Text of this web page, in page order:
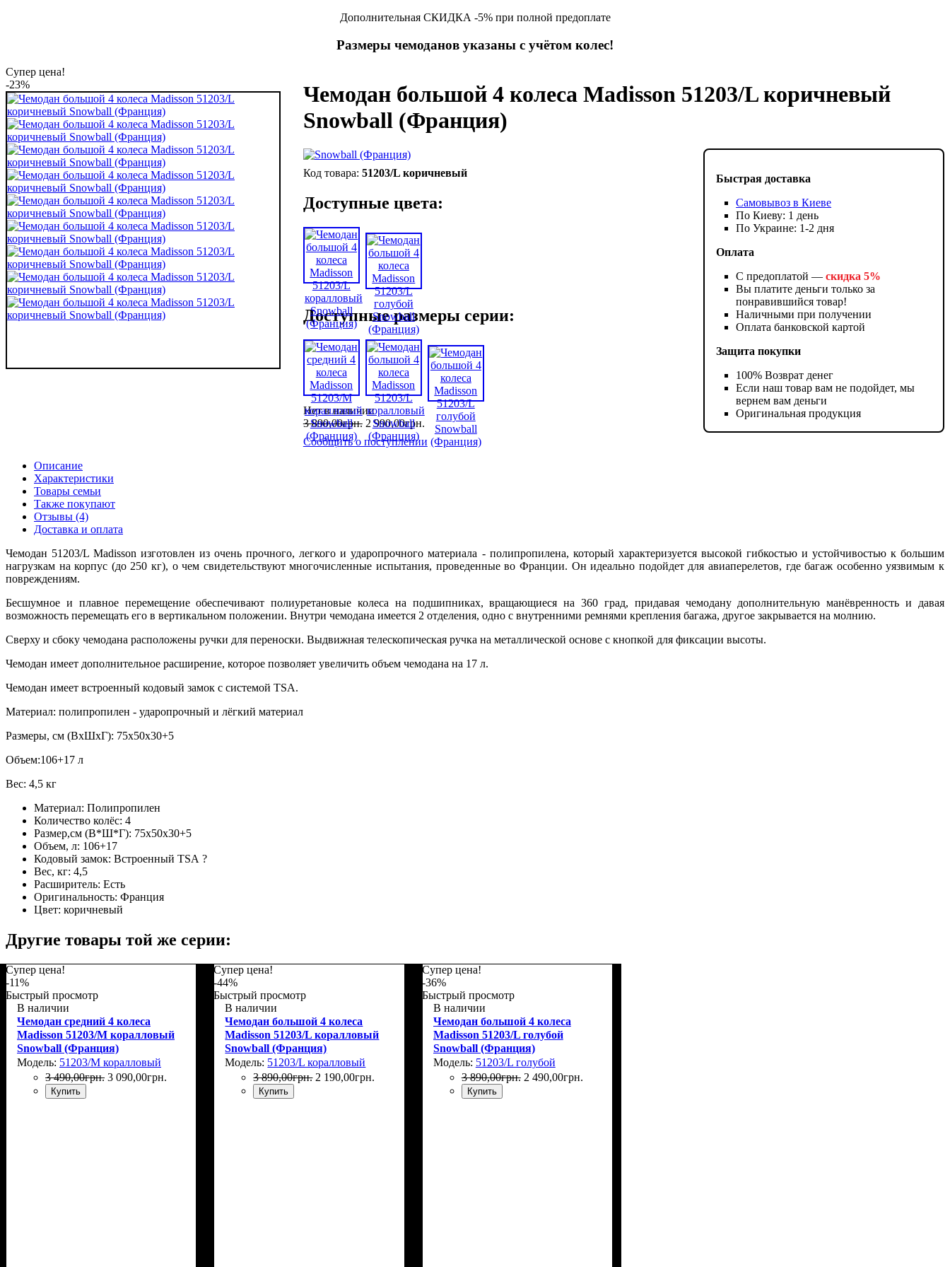
Дополнительная СКИДКА -5% при полной предоплате
Размеры чемоданов указаны с учётом колес!
Супер цена!
-23%
Чемодан большой 4 колеса Madisson 51203/L коричневый
Snowball (Франция)
Быстрая доставка
Самовывоз в Киеве
По Киеву: 1 день
По Украине: 1-2 дня
Оплата
С предоплатой —скидка 5%
Вы платите деньги только за
понравившийся товар!
Наличными при получении
Оплата банковской картой
Защита покупки
100% Возврат денег
Если наш товар вам не подойдет, мы
вернем вам деньги
Оригинальная продукция
51203/L коричневый
Доступные цвета:
Доступные размеры серии:
Нет в наличии
3 890,00грн. 2 990,00грн.
Сообщить о поступлении
Описание
Характеристики
Товары семьи
Также покупают
Отзывы (4)
Доставка и оплата
Чемодан 51203/L Madisson изготовлен из очень прочного, легкого и ударопрочного материала - полипропилена, который характеризуется высокой гибкостью и устойчивостью к большим
нагрузкам на корпус (до 250 кг), о чем свидетельствуют многочисленные испытания, проведенные во Франции. Он идеально подойдет для авиаперелетов, где багаж особенно уязвимым к
повреждениям.
Бесшумное и плавное перемещение обеспечивают полиуретановые колеса на подшипниках, вращающиеся на 360 град, придавая чемодану дополнительную манёвренность и давая
возможность перемещать его в вертикальном положении. Внутри чемодана имеется 2 отделения, одно с внутренними ремнями крепления багажа, другое закрывается на молнию.
Сверху и сбоку чемодана расположены ручки для переноски. Выдвижная телескопическая ручка на металлической основе с кнопкой для фиксации высоты.
Чемодан имеет дополнительное расширение, которое позволяет увеличить объем чемодана на 17 л.
Чемодан имеет встроенный кодовый замок с системой TSA.
Материал: полипропилен - ударопрочный и лёгкий материал
Размеры, см (ВхШхГ): 75х50х30+5
Объем:106+17 л
Вес: 4,5 кг
Материал: Полипропилен
Количество колёс: 4
Размер,см (В*Ш*Г): 75х50х30+5
Объем, л: 106+17
Кодовый замок: Встроенный TSA ?
Вес, кг: 4,5
Расширитель: Есть
Оригинальность: Франция
Цвет: коричневый
Другие товары той же серии:
Супер цена!
-11%
Быстрый просмотр
В наличии
Чемодан средний 4 колеса
Madisson 51203/M коралловый
Snowball (Франция)
Модель: 51203/M коралловый
3 490,00грн. 3 090,00грн.
Купить
Супер цена!
-44%
Быстрый просмотр
В наличии
Чемодан большой 4 колеса
Madisson 51203/L коралловый
Snowball (Франция)
Модель: 51203/L коралловый
3 890,00грн. 2 190,00грн.
Купить
Супер цена!
-36%
Быстрый просмотр
В наличии
Чемодан большой 4 колеса
Madisson 51203/L голубой
Snowball (Франция)
Модель: 51203/L голубой
3 890,00грн. 2 490,00грн.
Купить